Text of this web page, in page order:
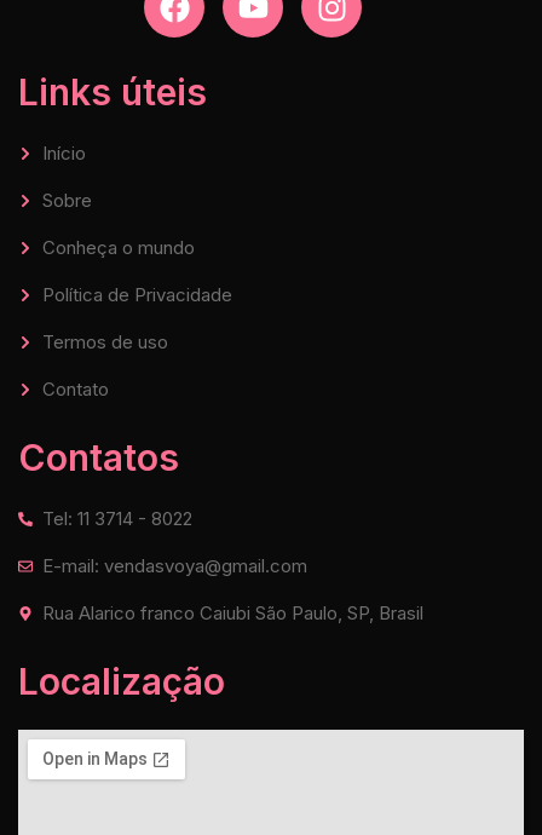
Links úteis
Início
Sobre
Conheça o mundo
Política de Privacidade
Termos de uso
Contato
Contatos
Tel: 11 3714 - 8022
E-mail: vendasvoya@gmail.com
Rua Alarico franco Caiubi São Paulo, SP, Brasil
Localização